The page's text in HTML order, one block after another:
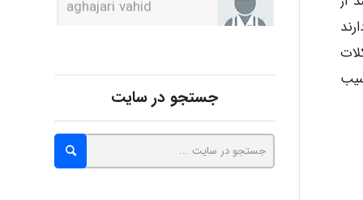
Alirez0990
hosein abdolvand
جستجو در سایت